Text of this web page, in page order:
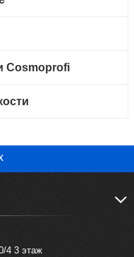
Cosmoprofi
4 3 этаж